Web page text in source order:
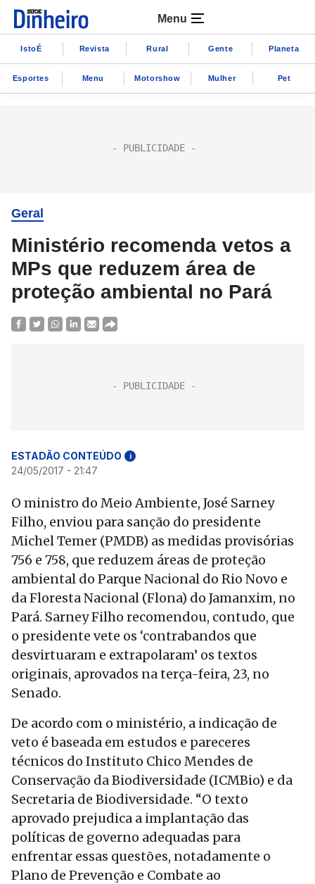
Menu
IstoÉ Revista Rural Gente Planeta
Esportes Menu Motorshow Mulher Pet
Geral
Ministério recomenda vetos a
MPs que reduzem área de
proteção ambiental no Pará
ESTADÃO CONTEÚDO i
24/05/2017 - 21:47
O ministro do Meio Ambiente, José Sarney
Filho, enviou para sanção do presidente
Michel Temer (PMDB) as medidas provisórias
756 e 758, que reduzem áreas de proteção
ambiental do Parque Nacional do Rio Novo e
da Floresta Nacional (Flona) do Jamanxim, no
Pará. Sarney Filho recomendou, contudo, que
o presidente vete os ‘contrabandos que
desvirtuaram e extrapolaram’ os textos
originais, aprovados na terça-feira, 23, no
Senado.
De acordo com o ministério, a indicação de
veto é baseada em estudos e pareceres
técnicos do Instituto Chico Mendes de
Conservação da Biodiversidade (ICMBio) e da
Secretaria de Biodiversidade. “O texto
aprovado prejudica a implantação das
políticas de governo adequadas para
enfrentar essas questões, notadamente o
Plano de Prevenção e Combate ao